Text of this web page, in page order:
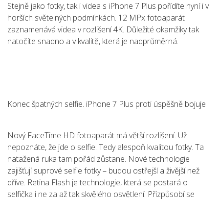
Stejně jako fotky, tak i videa s iPhone 7 Plus pořídíte nyní i v
horších světelných podmínkách. 12 MPx fotoaparát
zaznamenává videa v rozlišení 4K. Důležité okamžiky tak
natočíte snadno a v kvalitě, která je nadprůměrná.
Konec špatných selfie. iPhone 7 Plus proti úspěšně bojuje
Nový FaceTime HD fotoaparát má větší rozlišení. Už
nepoznáte, že jde o selfie. Tedy alespoň kvalitou fotky. Ta
natažená ruka tam pořád zůstane. Nové technologie
zajišťují suprové selfie fotky – budou ostřejší a živější než
dříve. Retina Flash je technologie, která se postará o
selfička i ne za až tak skvělého osvětlení. Přizpůsobí se